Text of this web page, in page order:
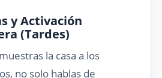
y Activación
(Tardes)
la casa a los
no solo hablas de